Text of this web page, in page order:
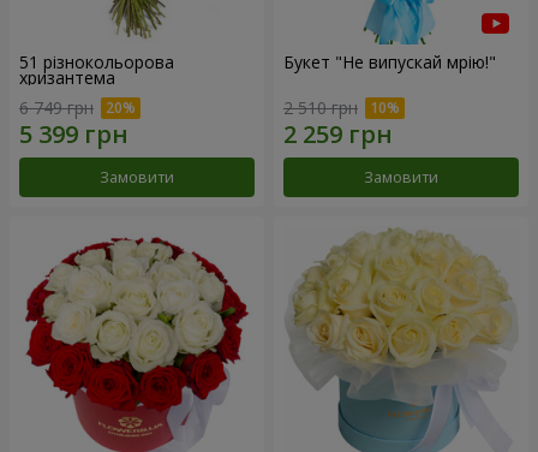
51 різнокольорова
хризантема
6 749 грн
Замовити
Букет "Не випускай мрію!"
2 510 грн
Замовити